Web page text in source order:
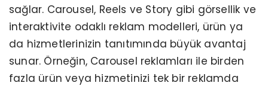
sağlar. Carousel, Reels ve Story gibi görsellik ve
interaktivite odaklı reklam modelleri, ürün ya
da hizmetlerinizin tanıtımında büyük avantaj
sunar. Örneğin, Carousel reklamları ile birden
fazla ürün veya hizmetinizi tek bir reklamda